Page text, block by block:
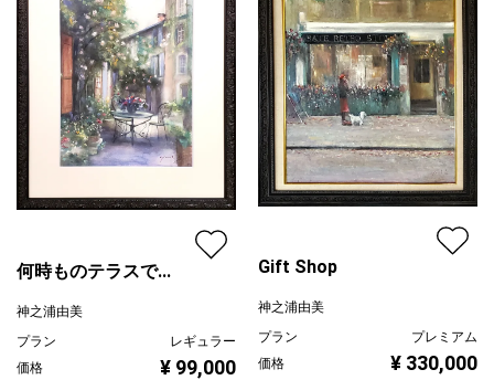
配送目安
二週間以内
何時ものテラスで...
神之浦由美
プラン
レギュラー
価格
¥ 99,000
Gift Shop
神之浦由美
プラン
プレミアム
価格
¥ 330,000